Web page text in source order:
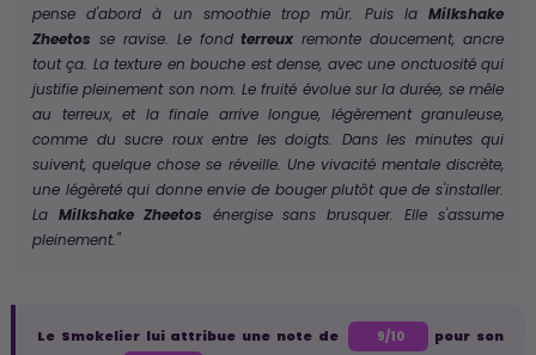
pense d'abord à un smoothie trop mûr. Puis la Milkshake
Zheetos se ravise. Le fondterreux remonte doucement, ancre
tout ça. La texture en bouche est dense, avec une onctuosité qui
justifie pleinement son nom. Le fruité évolue sur la durée, se mêle
au terreux, et la finale arrive longue, légèrement granuleuse,
comme du sucre roux entre les doigts. Dans les minutes qui
suivent, quelque chose se réveille. Une vivacité mentale discrète,
une légèreté qui donne envie de bouger plutôt que de s'installer.
La Milkshake Zheetos énergise sans brusquer. Elle s'assume
pleinement."
Le Smokelier lui attribue une note de 9/10
pour son